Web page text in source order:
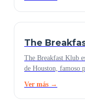
The
The Breakfast Klub
de Houston, famoso
Ver más →